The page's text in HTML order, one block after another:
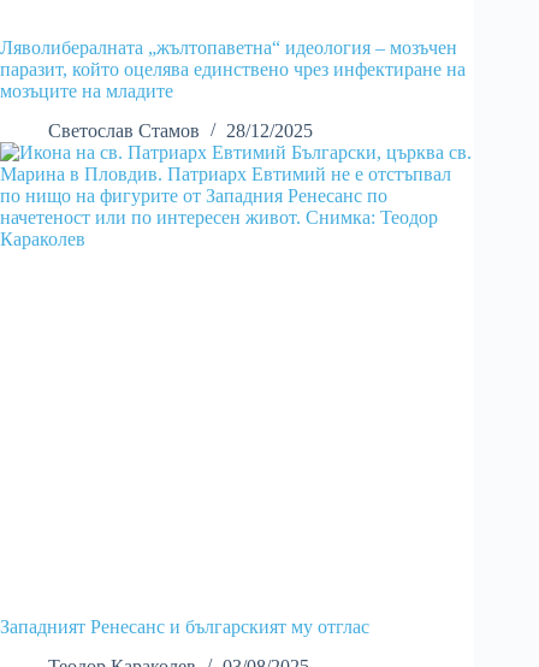
Ляволибералната „жълтопаветна“ идеология – мозъчен
паразит, който оцелява единствено чрез инфектиране на
мозъците на младите
Светослав Стамов
28/12/2025
Западният Ренесанс и българският му отглас